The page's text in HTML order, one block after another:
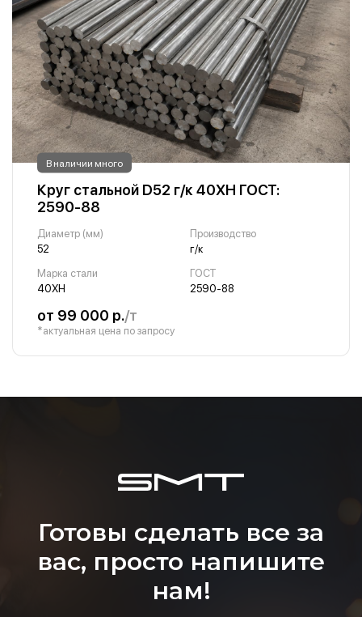
В наличии много
Круг стальной D52 г/к 40ХН ГОСТ:
2590-88
Диаметр (мм)
52
Производство
г/к
Марка стали
40ХН
ГОСТ
2590-88
от 99 000 р./т
*актуальная цена по запросу
Готовы сделать все за
вас, просто напишите
нам!